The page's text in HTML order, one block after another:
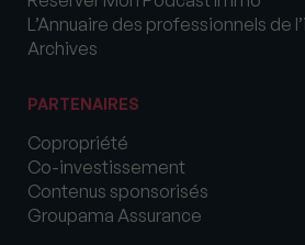
L’Annuaire des professionnels de
Archives
PARTENAIRES
Copropriété
Co-investissement
Contenus sponsorisés
Groupama Assurance